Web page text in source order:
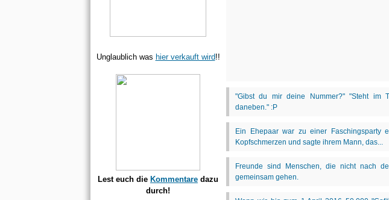
Unglaublich was hier verkauft wird!!
Lest euch die Kommentare dazu
durch!